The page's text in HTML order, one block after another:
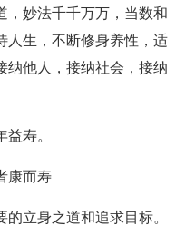
，妙法千千万万，当数和
人生，不断修身养性，适
纳他人，接纳社会，接纳
寿。
康而寿
立身之道和追求目标。